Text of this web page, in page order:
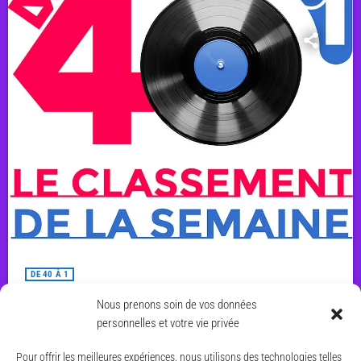
Nous prenons soin de vos données
personnelles et votre vie privée
Pour offrir les meilleures expériences, nous utilisons des technologies telles
DE 40 À 1
Le classement du 13 juin 2026